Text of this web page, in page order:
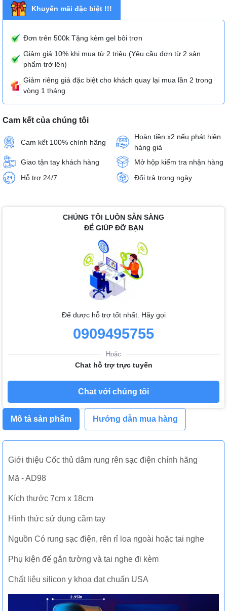
Khuyến mãi đặc biệt !!!
Đơn trên 500k Tặng kèm gel bôi trơn
Giảm giá 10% khi mua từ 2 triệu (Yêu cầu đơn từ 2 sản
phẩm trở lên)
Giảm riêng giá đặc biệt cho khách quay lại mua lần 2 trong
vòng 1 tháng
Cam kết của chúng tôi
Cam kết 100% chính hãng
Hoàn tiền x2 nếu phát hiện
hàng giả
Giao tận tay khách hàng
Mở hộp kiểm tra nhận hàng
Hỗ trợ 24/7
Đổi trả trong ngày
CHÚNG TÔI LUÔN SẴN SÀNG
ĐỂ GIÚP ĐỠ BẠN
Để được hỗ trợ tốt nhất. Hãy gọi
0909495755
Hoặc
Chat hỗ trợ trực tuyến
Chat với chúng tôi
Mô tả sản phẩm Hướng dẫn mua hàng
Giới thiệu Cốc thủ dâm rung rên sạc điện chính hãng
Mã - AD98
Kích thước 7cm x 18cm
Hình thức sử dụng cầm tay
Nguồn Có rung sạc điện, rên rỉ loa ngoài hoặc tai nghe
Phụ kiện đế gắn tường và tai nghe đi kèm
Chất liệu silicon y khoa đạt chuẩn USA